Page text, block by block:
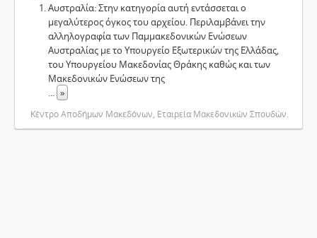
Αυστραλία: Στην κατηγορία αυτή εντάσσεται ο
μεγαλύτερος όγκος του αρχείου. Περιλαμβάνει την
αλληλογραφία των Παμμακεδονικών Ενώσεων
Αυστραλίας με το Υπουργείο Εξωτερικών της Ελλάδας,
του Υπουργείου Μακεδονίας Θράκης καθώς και των
Μακεδονικών Ενώσεων της
... »
Κέντρο Αποδήμων Μακεδόνων, Εταιρεία Μακεδονικών Σπουδών.